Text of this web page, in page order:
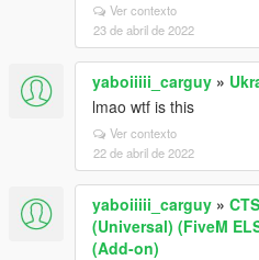
Ver contexto
23 de abril de 2022
yaboiiiii_carguy »
lmao wtf is this
Ver contexto
22 de abril de 2022
yaboiiiii_carguy »
(Universal) (FiveM
(Add-on)